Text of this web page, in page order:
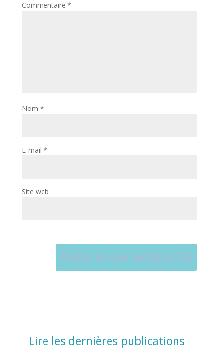
Commentaire *
Nom *
E-mail *
Site web
Lire les dernières publications